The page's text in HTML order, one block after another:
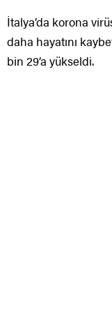
İtalya’da korona
daha hayatını
bin 29’a yükseldi.